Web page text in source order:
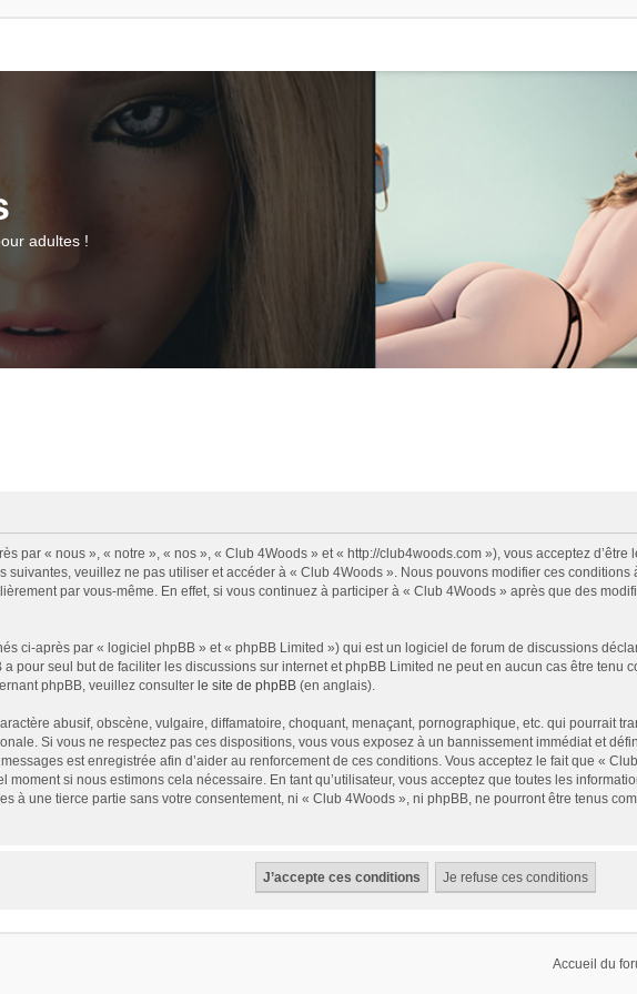
adultes !
par « nous », « notre », « nos », « Club 4Woods » et « http://club4woods.com »), vous acceptez
suivantes, veuillez ne pas utiliser et accéder à « Club 4Woods ». Nous pouvons modifier ces
par vous-même. En effet, si vous continuez à participer à « Club 4Woods » après que des
ci-après par « logiciel phpBB » et « phpBB Limited ») qui est un logiciel de forum de discussions
pour seul but de faciliter les discussions sur internet et phpBB Limited ne peut en aucun cas être
phpBB, veuillez consulter le site de phpBB (en anglais).
abusif, obscène, vulgaire, diffamatoire, choquant, menaçant, pornographique, etc. qui pourrait
Si vous ne respectez pas ces dispositions, vous vous exposez à un bannissement immédiat et
est enregistrée afin d’aider au renforcement de ces conditions. Vous acceptez le fait que «
moment si nous estimons cela nécessaire. En tant qu’utilisateur, vous acceptez que toutes les
à une tierce partie sans votre consentement, ni « Club 4Woods », ni phpBB, ne pourront être tenus
Accueil du